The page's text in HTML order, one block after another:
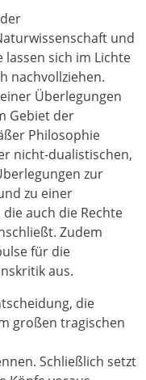
und
lassen sich im Lichte
nachvollziehen.
Überlegungen
Gebiet der
Philosophie
nicht-dualistischen,
zur
zu einer
auch die Rechte
Zudem
für die
aus.
die
großen tragischen
Schließlich setzt